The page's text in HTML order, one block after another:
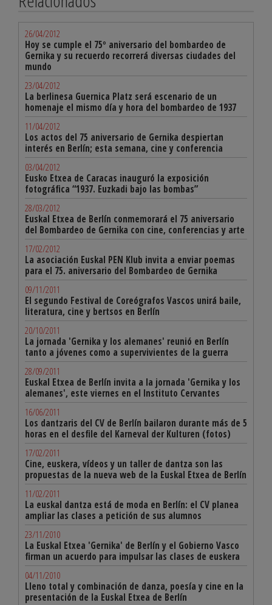
26/04/2012
Hoy se cumple el 75º aniversario del bombardeo de
Gernika y su recuerdo recorrerá diversas ciudades del
mundo
23/04/2012
La berlinesa Guernica Platz será escenario de un
homenaje el mismo día y hora del bombardeo de 1937
11/04/2012
Los actos del 75 aniversario de Gernika despiertan
interés en Berlín; esta semana, cine y conferencia
03/04/2012
Eusko Etxea de Caracas inauguró la exposición
fotográfica “1937. Euzkadi bajo las bombas”
28/03/2012
Euskal Etxea de Berlín conmemorará el 75 aniversario
del Bombardeo de Gernika con cine, conferencias y arte
17/02/2012
La asociación Euskal PEN Klub invita a enviar poemas
para el 75. aniversario del Bombardeo de Gernika
09/11/2011
El segundo Festival de Coreógrafos Vascos unirá baile,
literatura, cine y bertsos en Berlín
20/10/2011
La jornada 'Gernika y los alemanes' reunió en Berlín
tanto a jóvenes como a supervivientes de la guerra
28/09/2011
Euskal Etxea de Berlín invita a la jornada 'Gernika y los
alemanes', este viernes en el Instituto Cervantes
16/06/2011
Los dantzaris del CV de Berlín bailaron durante más de 5
horas en el desfile del Karneval der Kulturen (fotos)
17/02/2011
Cine, euskera, vídeos y un taller de dantza son las
propuestas de la nueva web de la Euskal Etxea de Berlín
11/02/2011
La euskal dantza está de moda en Berlín: el CV planea
ampliar las clases a petición de sus alumnos
23/11/2010
La Euskal Etxea 'Gernika' de Berlín y el Gobierno Vasco
firman un acuerdo para impulsar las clases de euskera
04/11/2010
Lleno total y combinación de danza, poesía y cine en la
presentación de la Euskal Etxea de Berlín